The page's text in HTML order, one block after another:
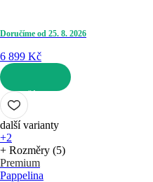
Doručíme od 25. 8. 2026
6 899 Kč
DO KOŠÍKU
další varianty
+2
+ Rozměry (5)
Premium
Pappelina